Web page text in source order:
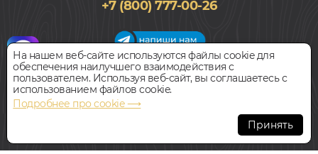
32 класс, Дуб, Однополосный, Водостойкий
Цена за 1 м² 2 990руб.
БЫСТРЫЙ ЗАКАЗ КУПИТЬ
+7 (800) 777-00-26
График работы салона
Пн-Вс с 09:00 до 21:00
Наш адрес:127018, г. Москва,
ул.Складочная, д.1, строение 9
На нашем веб-сайте используются файлы cookie для
обеспечения наилучшего взаимодействия с
пользователем. Используя веб-сайт, вы соглашаетесь с
использованием файлов cookie.
Подробнее про cookie ⟶
Принять